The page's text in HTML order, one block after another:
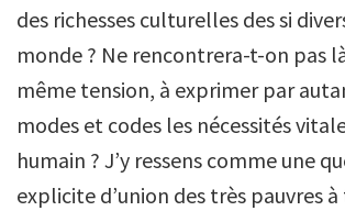
des richesses culturelles des si
monde ? Ne rencontrera-t-on pas
même tension, à exprimer par
modes et codes les nécessités
humain ? J’y ressens comme une
explicite d’union des très pauvres